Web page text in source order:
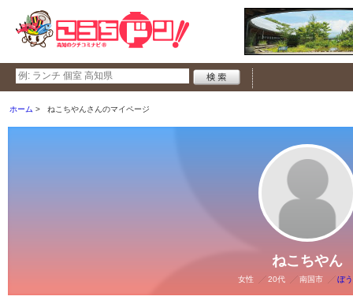
ホーム ねこちやんさんのマイページ
ねこちやん
女性 20代 南国市 ぼ